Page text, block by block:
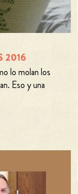
2016
lo molan los
Eso y una